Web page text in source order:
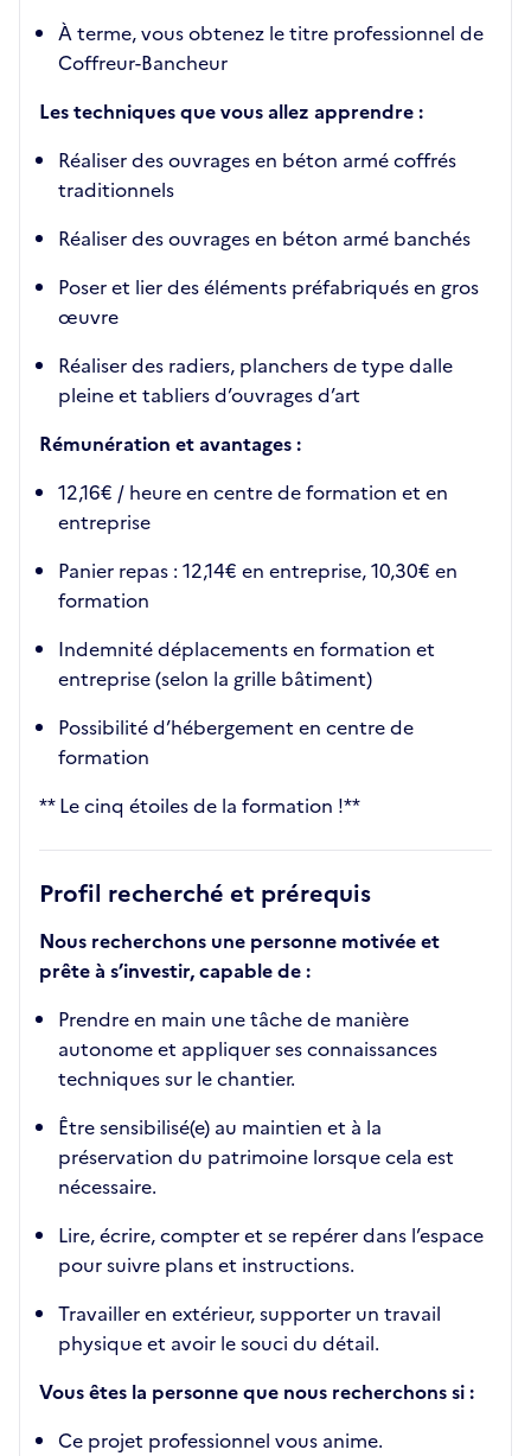
À terme, vous obtenez le titre professionnel de
Coffreur-Bancheur
Les techniques que vous allez apprendre :
Réaliser des ouvrages en béton armé coffrés
traditionnels
Réaliser des ouvrages en béton armé banchés
Poser et lier des éléments préfabriqués en gros
œuvre
Réaliser des radiers, planchers de type dalle
pleine et tabliers d’ouvrages d’art
Rémunération et avantages :
12,16€ / heure en centre de formation et en
entreprise
Panier repas : 12,14€ en entreprise, 10,30€ en
formation
Indemnité déplacements en formation et
entreprise (selon la grille bâtiment)
Possibilité d’hébergement en centre de
formation
** Le cinq étoiles de la formation !**
Profil recherché et prérequis
Nous recherchons une personne motivée et
prête à s’investir, capable de :
Prendre en main une tâche de manière
autonome et appliquer ses connaissances
techniques sur le chantier.
Être sensibilisé(e) au maintien et à la
préservation du patrimoine lorsque cela est
nécessaire.
Lire, écrire, compter et se repérer dans l’espace
pour suivre plans et instructions.
Travailler en extérieur, supporter un travail
physique et avoir le souci du détail.
Vous êtes la personne que nous recherchons si :
Ce projet professionnel vous anime.